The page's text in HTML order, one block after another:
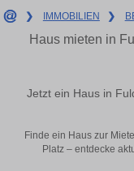
❯ IMMOBILIEN ❯
Haus mieten in
Jetzt ein Haus in
Finde ein Haus zur
Platz – entdecke